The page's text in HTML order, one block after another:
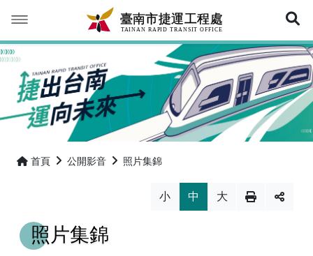
臺南捷運願景
最新消息
最新消息
活動訊息
臺南捷運進度公開
第一期藍線
綠線
公開影音
照片集錦
常見Q＆A
行政資訊
首頁 公開影音 照片集錦
小 中 大
照片集錦